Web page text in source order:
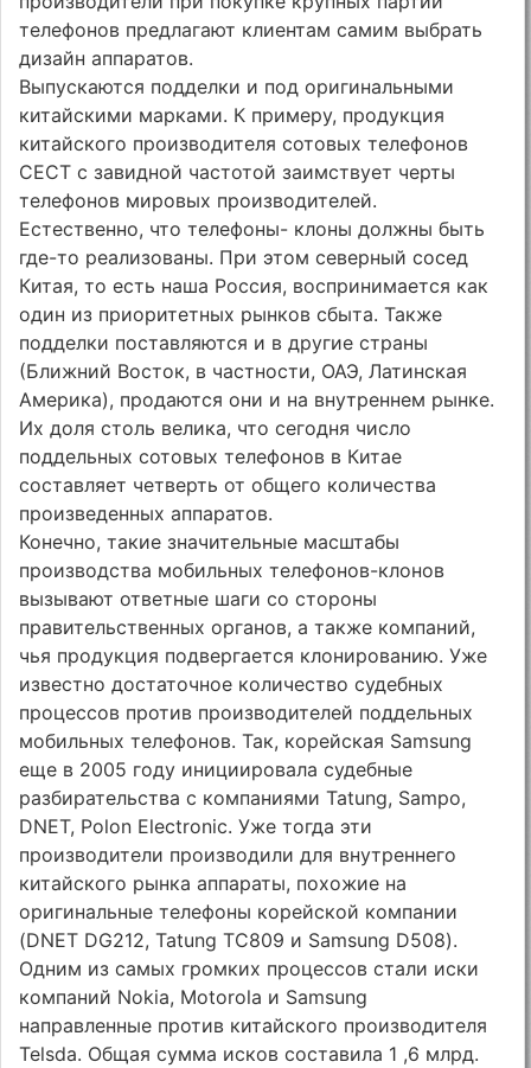
телефонов предлагают клиентам самим выбрать
дизайн аппаратов.
Выпускаются подделки и под оригинальными
китайскими марками. К примеру, продукция
китайского производителя сотовых телефонов
CECT с завидной частотой заимствует черты
телефонов мировых производителей.
Естественно, что телефоны- клоны должны быть
где-то реализованы. При этом северный сосед
Китая, то есть наша Россия, воспринимается как
один из приоритетных рынков сбыта. Также
подделки поставляются и в другие страны
(Ближний Восток, в частности, ОАЭ, Латинская
Америка), продаются они и на внутреннем рынке.
Их доля столь велика, что сегодня число
поддельных сотовых телефонов в Китае
составляет четверть от общего количества
произведенных аппаратов.
Конечно, такие значительные масштабы
производства мобильных телефонов-клонов
вызывают ответные шаги со стороны
правительственных органов, а также компаний,
чья продукция подвергается клонированию. Уже
известно достаточное количество судебных
процессов против производителей поддельных
мобильных телефонов. Так, корейская Samsung
еще в 2005 году инициировала судебные
разбирательства с компаниями Tatung, Sampo,
DNET, Polon Electronic. Уже тогда эти
производители производили для внутреннего
китайского рынка аппараты, похожие на
оригинальные телефоны корейской компании
(DNET DG212, Tatung TC809 и Samsung D508).
Одним из самых громких процессов стали иски
компаний Nokia, Motorola и Samsung
направленные против китайского производителя
Telsda. Общая сумма исков составила 1 ,6 млрд.